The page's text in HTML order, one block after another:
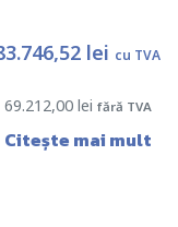
69.212,00 lei fără TVA
lei cu TVA
Citește mai mult